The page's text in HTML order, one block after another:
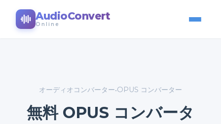
AudioConvert
Online
オーディオコンバーター•OPUS コンバーター
無料 OPUS コンバータ